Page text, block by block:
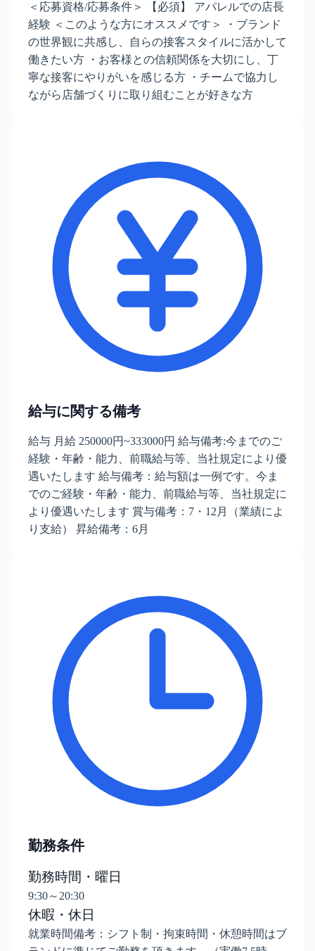
＜応募資格/応募条件＞ 【必須】 アパレルでの店長
経験 ＜このような方にオススメです＞ ・ブランド
の世界観に共感し、自らの接客スタイルに活かして
働きたい方 ・お客様との信頼関係を大切にし、丁
寧な接客にやりがいを感じる方 ・チームで協力し
ながら店舗づくりに取り組むことが好きな方
給与に関する備考
給与 月給 250000円~333000円 給与備考:今までのご
経験・年齢・能力、前職給与等、当社規定により優
遇いたします 給与備考：給与額は一例です。今ま
でのご経験・年齢・能力、前職給与等、当社規定に
より優遇いたします 賞与備考：7・12月（業績によ
り支給） 昇給備考：6月
勤務条件
勤務時間・曜日
9:30～20:30
休暇・休日
就業時間備考：シフト制・拘束時間・休憩時間はブ